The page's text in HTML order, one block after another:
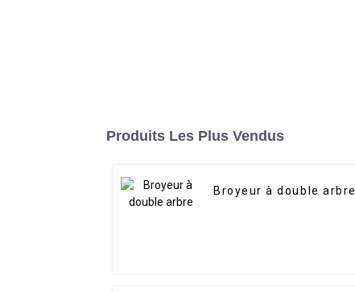
Produits Les Plus Vendus
Broyeur à double arbre